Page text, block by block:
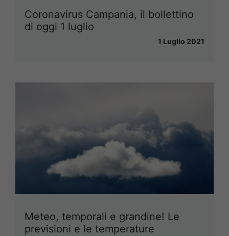
Coronavirus Campania, il bollettino
di oggi 1 luglio
1 Luglio 2021
Meteo, temporali e grandine! Le
previsioni e le temperature